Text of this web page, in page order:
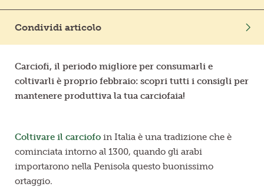
Condividi articolo
Carciofi, il periodo migliore per consumarli e
coltivarli è proprio febbraio: scopri tutti i consigli per
mantenere produttiva la tua carciofaia!
Coltivare il carciofo in Italia è una tradizione che è
cominciata intorno al 1300, quando gli arabi
importarono nella Penisola questo buonissimo
ortaggio.